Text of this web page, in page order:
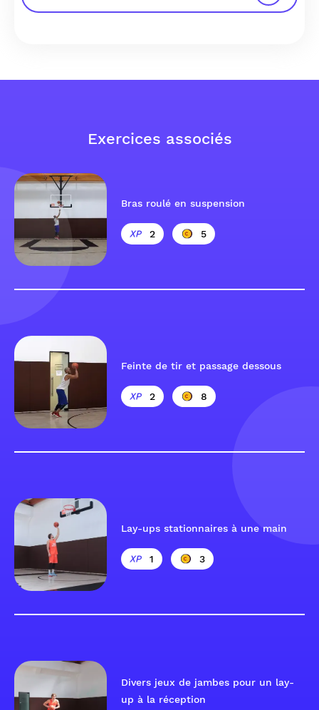
Exercices associés
Bras roulé en suspension
2 5
Feinte de tir et passage dessous
2 8
Lay-ups stationnaires à une main
1 3
Divers jeux de jambes pour un lay-
up à la réception